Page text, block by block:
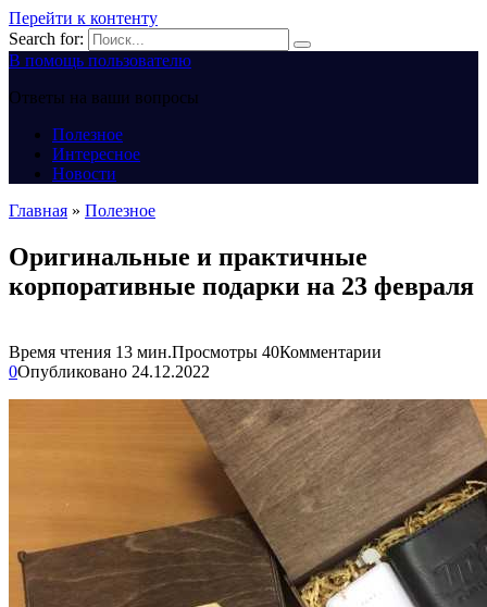
Перейти к контенту
Search for:
В помощь пользователю
Ответы на ваши вопросы
Полезное
Интересное
Новости
Главная » Полезное
Оригинальные и практичные
корпоративные подарки на 23 февраля
Время чтения 13 мин.Просмотры 40Комментарии
0Опубликовано 24.12.2022